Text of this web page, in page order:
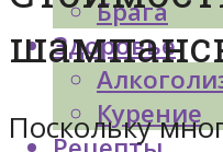
Брага
Здоровье
Курение
Поскольку